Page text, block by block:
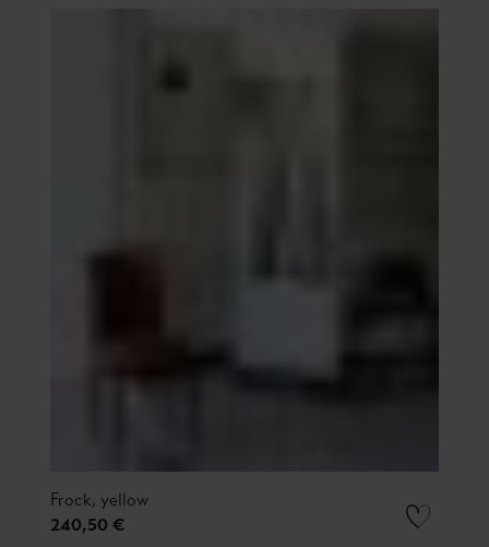
Frock, yellow
240,50 €